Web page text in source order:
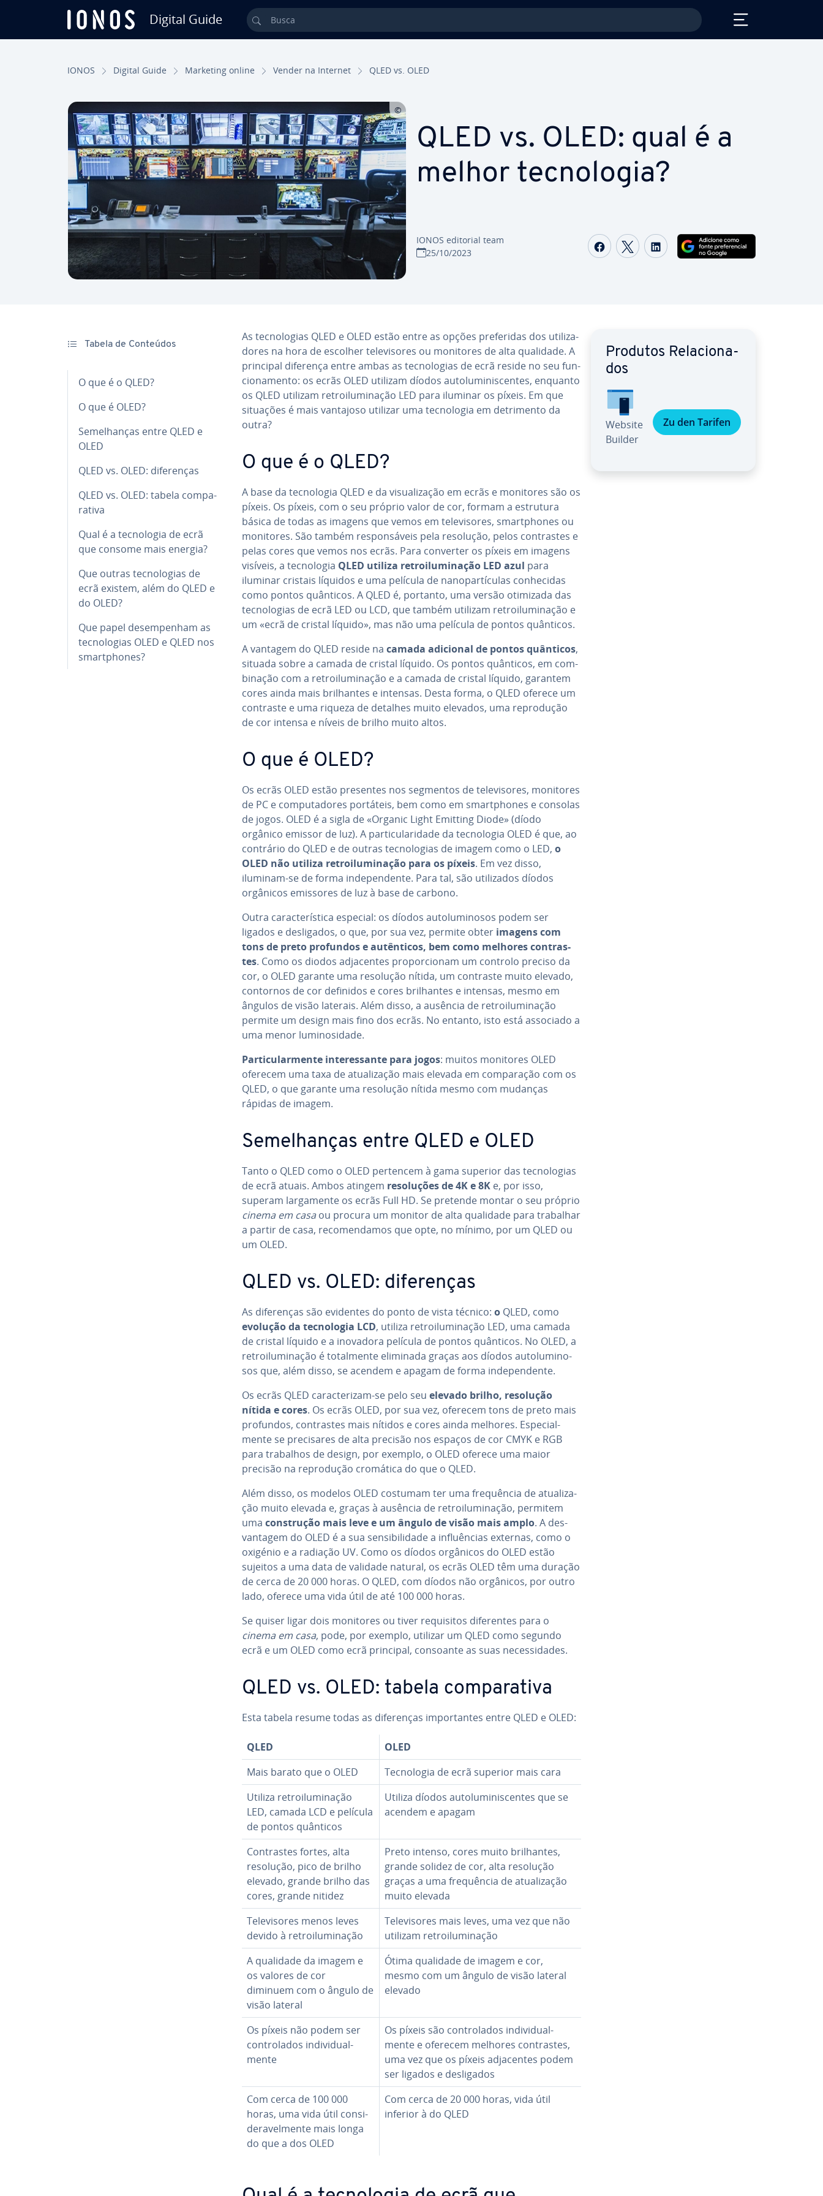
Digital Guide Busca
IONOS Digital Guide Marketing online Vender na Internet QLED vs. OLED
QLED vs. OLED: qual é a
melhor tec­no­lo­gia?
IONOS editorial team
25/10/2023
Com­par­ti­lhar no Facebook
Com­par­ti­lhar no Twitter
Com­par­ti­lhar no LinkedIn
Tabela de Conteúdos
O que é o QLED?
O que é OLED?
Se­me­lhan­ças entre QLED e
OLED
QLED vs. OLED: di­fe­ren­ças
QLED vs. OLED: tabela com­pa­
ra­tiva
Qual é a tec­no­lo­gia de ecrã
que consome mais energia?
Que outras tec­no­lo­gias de
ecrã existem, além do QLED e
do OLED?
Que papel de­sem­pe­nham as
tec­no­lo­gias OLED e QLED nos
smartpho­nes?
As tec­no­lo­gias QLED e OLED estão entre as opções pre­fe­ri­das dos uti­li­za­
do­res na hora de escolher te­le­vi­so­res ou monitores de alta qualidade. A
principal diferença entre ambas as tec­no­lo­gias de ecrã reside no seu fun­
ci­o­na­mento: os ecrãs OLED utilizam díodos au­to­lu­mi­nis­cen­tes, enquanto
os QLED utilizam re­troi­lu­mi­na­ção LED para iluminar os píxeis. Em que
situações é mais vantajoso utilizar uma tec­no­lo­gia em de­tri­mento da
outra?
O que é o QLED?
A base da tec­no­lo­gia QLED e da vi­su­a­li­za­ção em ecrãs e monitores são os
píxeis. Os píxeis, com o seu próprio valor de cor, formam a estrutura
básica de todas as imagens que vemos em te­le­vi­so­res, smartpho­nes ou
monitores. São também res­pon­sá­veis pela resolução, pelos con­tras­tes e
pelas cores que vemos nos ecrãs. Para converter os píxeis em imagens
visíveis, a tec­no­lo­gia QLED utiliza re­troi­lu­mi­na­ção LED azul para
iluminar cristais líquidos e uma película de na­no­par­tí­cu­las co­nhe­ci­das
como pontos quânticos. A QLED é, portanto, uma versão otimizada das
tec­no­lo­gias de ecrã LED ou LCD, que também utilizam re­troi­lu­mi­na­ção e
um «ecrã de cristal líquido», mas não uma película de pontos quânticos.
A vantagem do QLED reside na camada adicional de pontos quânticos,
situada sobre a camada de cristal líquido. Os pontos quânticos, em com­
bi­na­ção com a re­troi­lu­mi­na­ção e a camada de cristal líquido, garantem
cores ainda mais bri­lhan­tes e intensas. Desta forma, o QLED oferece um
contraste e uma riqueza de detalhes muito elevados, uma re­pro­du­ção
de cor intensa e níveis de brilho muito altos.
O que é OLED?
Os ecrãs OLED estão presentes nos segmentos de te­le­vi­so­res, monitores
de PC e com­pu­ta­do­res portáteis, bem como em smartpho­nes e consolas
de jogos. OLED é a sigla de «Organic Light Emitting Diode» (díodo
orgânico emissor de luz). A par­ti­cu­la­ri­dade da tec­no­lo­gia OLED é que, ao
contrário do QLED e de outras tec­no­lo­gias de imagem como o LED, o
OLED não utiliza re­troi­lu­mi­na­ção para os píxeis. Em vez disso,
iluminam-se de forma in­de­pen­dente. Para tal, são uti­li­za­dos díodos
orgânicos emissores de luz à base de carbono.
Outra ca­rac­te­rís­tica especial: os díodos au­to­lu­mi­no­sos podem ser
ligados e des­li­ga­dos, o que, por sua vez, permite obter imagens com
tons de preto profundos e au­tên­ti­cos, bem como melhores con­tras­
tes. Como os diodos ad­ja­cen­tes pro­por­ci­o­nam um controlo preciso da
cor, o OLED garante uma resolução nítida, um contraste muito elevado,
contornos de cor definidos e cores bri­lhan­tes e intensas, mesmo em
ângulos de visão laterais. Além disso, a ausência de re­troi­lu­mi­na­ção
permite um design mais fino dos ecrãs. No entanto, isto está associado a
uma menor lu­mi­no­si­dade.
Par­ti­cu­lar­mente in­te­res­sante para jogos: muitos monitores OLED
oferecem uma taxa de atu­a­li­za­ção mais elevada em com­pa­ra­ção com os
QLED, o que garante uma resolução nítida mesmo com mudanças
rápidas de imagem.
Se­me­lhan­ças entre QLED e OLED
Tanto o QLED como o OLED pertencem à gama superior das tec­no­lo­gias
de ecrã atuais. Ambos atingem re­so­lu­ções de 4K e 8K e, por isso,
superam lar­ga­mente os ecrãs Full HD. Se pretende montar o seu próprio
cinema em casaou procura um monitor de alta qualidade para trabalhar
a partir de casa, re­co­men­da­mos que opte, no mínimo, por um QLED ou
um OLED.
QLED vs. OLED: di­fe­ren­ças
As di­fe­ren­ças são evidentes do ponto de vista técnico: o QLED, como
evolução da tec­no­lo­gia LCD, utiliza re­troi­lu­mi­na­ção LED, uma camada
de cristal líquido e a inovadora película de pontos quânticos. No OLED, a
re­troi­lu­mi­na­ção é to­tal­mente eliminada graças aos díodos au­to­lu­mi­no­
sos que, além disso, se acendem e apagam de forma in­de­pen­dente.
Os ecrãs QLED ca­rac­te­ri­zam-se pelo seu elevado brilho, resolução
nítida e cores. Os ecrãs OLED, por sua vez, oferecem tons de preto mais
profundos, con­tras­tes mais nítidos e cores ainda melhores. Es­pe­ci­al­
mente se pre­ci­sa­res de alta precisão nos espaços de cor CMYK e RGB
para trabalhos de design, por exemplo, o OLED oferece uma maior
precisão na re­pro­du­ção cromática do que o QLED.
Além disso, os modelos OLED costumam ter uma frequên­cia de atu­a­li­za­
ção muito elevada e, graças à ausência de re­troi­lu­mi­na­ção, permitem
uma cons­tru­ção mais leve e um ângulo de visão mais amplo. A des­
van­ta­gem do OLED é a sua sen­si­bi­li­dade a in­fluên­cias externas, como o
oxigénio e a radiação UV. Como os díodos orgânicos do OLED estão
sujeitos a uma data de validade natural, os ecrãs OLED têm uma duração
de cerca de 20 000 horas. O QLED, com díodos não orgânicos, por outro
lado, oferece uma vida útil de até 100 000 horas.
Se quiser ligar dois monitores ou tiver re­qui­si­tos di­fe­ren­tes para o
cinema em casa, pode, por exemplo, utilizar um QLED como segundo
ecrã e um OLED como ecrã principal, consoante as suas ne­ces­si­da­des.
QLED vs. OLED: tabela com­pa­ra­tiva
Esta tabela resume todas as di­fe­ren­ças im­por­tan­tes entre QLED e OLED:
QLED
OLED
Mais barato que o OLED
Tec­no­lo­gia de ecrã superior mais cara
Utiliza re­troi­lu­mi­na­ção
LED, camada LCD e película
de pontos quânticos
Utiliza díodos au­to­lu­mi­nis­cen­tes que se
acendem e apagam
Con­tras­tes fortes, alta
resolução, pico de brilho
elevado, grande brilho das
cores, grande nitidez
Preto intenso, cores muito bri­lhan­tes,
grande solidez de cor, alta resolução
graças a uma frequên­cia de atu­a­li­za­ção
muito elevada
Te­le­vi­so­res menos leves
devido à re­troi­lu­mi­na­ção
Te­le­vi­so­res mais leves, uma vez que não
utilizam re­troi­lu­mi­na­ção
A qualidade da imagem e
os valores de cor
diminuem com o ângulo de
visão lateral
Ótima qualidade de imagem e cor,
mesmo com um ângulo de visão lateral
elevado
Os píxeis não podem ser
con­tro­la­dos in­di­vi­du­al­
mente
Os píxeis são con­tro­la­dos in­di­vi­du­al­
mente e oferecem melhores con­tras­tes,
uma vez que os píxeis ad­ja­cen­tes podem
ser ligados e des­li­ga­dos
Com cerca de 100 000
horas, uma vida útil con­si­
de­ra­vel­mente mais longa
do que a dos OLED
Com cerca de 20 000 horas, vida útil
inferior à do QLED
Produtos Re­la­ci­o­na­
dos
Website
Builder
Zu den Tarifen